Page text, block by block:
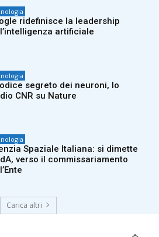
ridefinisce la leadership
artificiale
segreto dei neuroni, lo
CNR su Nature
Spaziale Italiana: si dimette
verso il commissariamento
Carica altri